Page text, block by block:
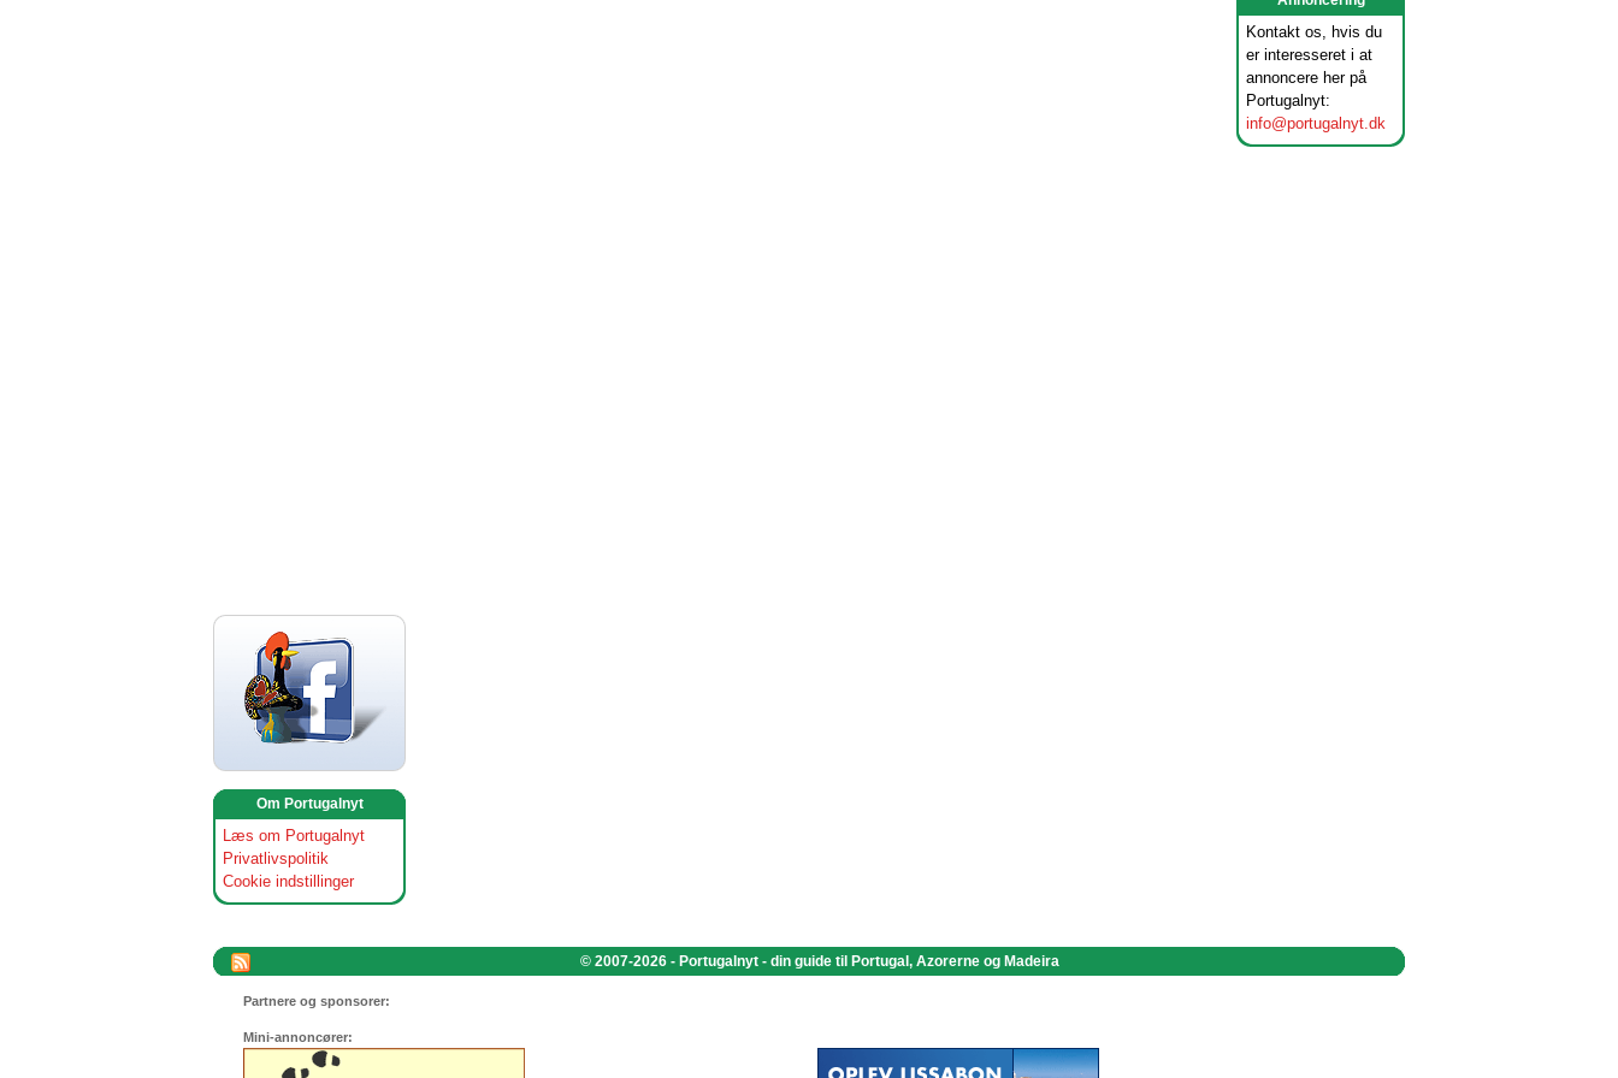
Kontakt os, hvis du
er interesseret i at
annoncere her på
Portugalnyt:
info@portugalnyt.dk
Om Portugalnyt
Læs om Portugalnyt
Privatlivspolitik
Cookie indstillinger
© 2007-2026 - Portugalnyt - din guide til Portugal, Azorerne og Madeira
Partnere og sponsorer:
Mini-annoncører: